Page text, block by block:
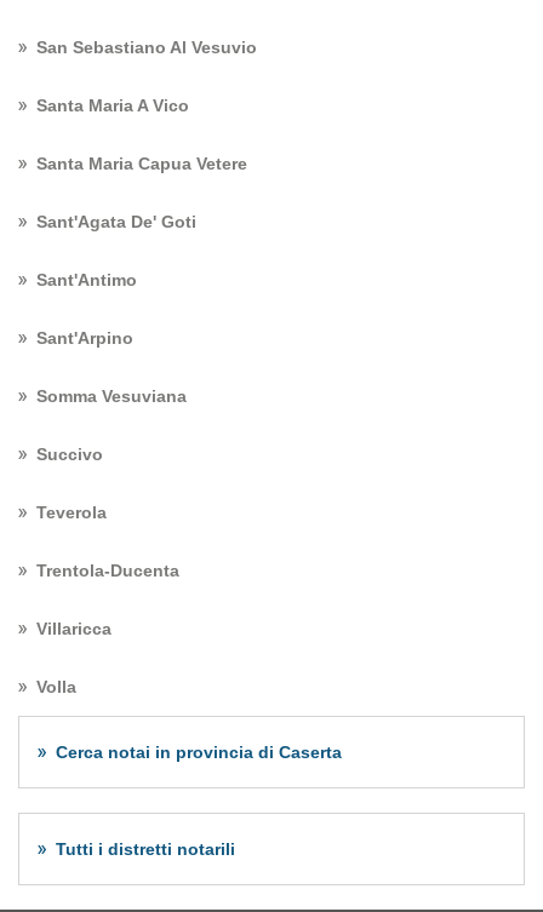
San Sebastiano Al Vesuvio
Santa Maria A Vico
Santa Maria Capua Vetere
Sant'Agata De' Goti
Sant'Antimo
Sant'Arpino
Somma Vesuviana
Succivo
Teverola
Trentola-Ducenta
Villaricca
Volla
Cerca notai in provincia di Caserta
Tutti i distretti notarili